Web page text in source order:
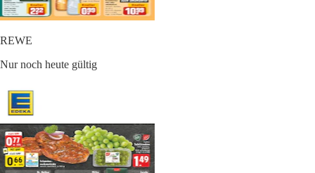
REWE
Nur noch heute gültig